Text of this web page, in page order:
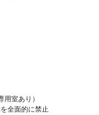
室あり）
全面的に禁止